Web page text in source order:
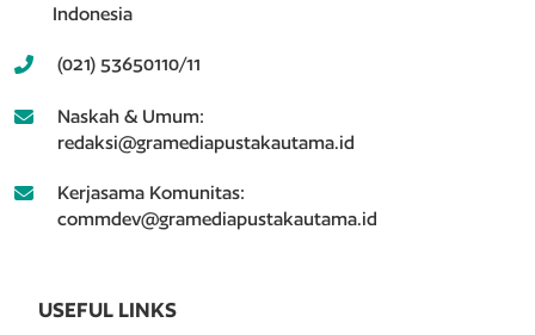
Indonesia
(021) 53650110/11
Naskah & Umum:
redaksi@gramediapustakautama.id
Kerjasama Komunitas:
commdev@gramediapustakautama.id
USEFUL LINKS